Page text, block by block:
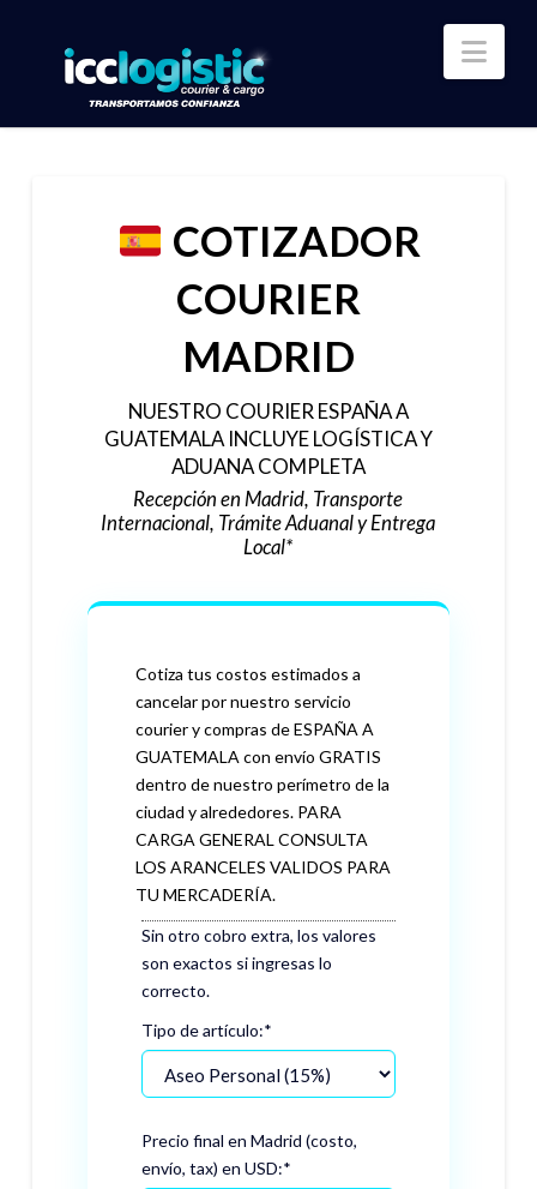
COTIZADOR
COURIER
MADRID
NUESTRO COURIER ESPAÑA A
GUATEMALA INCLUYE LOGÍSTICA Y
ADUANA COMPLETA
Recepción en Madrid, Transporte
Internacional, Trámite Aduanal y Entrega
Local*
Cotiza tus costos estimados a
cancelar por nuestro servicio
courier y compras de ESPAÑA A
GUATEMALA con envío GRATIS
dentro de nuestro perímetro de la
ciudad y alrededores. PARA
CARGA GENERAL CONSULTA
LOS ARANCELES VALIDOS PARA
TU MERCADERÍA.
Sin otro cobro extra, los valores
son exactos si ingresas lo
correcto.
Tipo de artículo:*
Precio final en Madrid (costo,
envío, tax) en USD:*